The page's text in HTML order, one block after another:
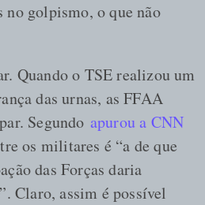
no golpismo, o que não
Quando o TSE realizou um
das urnas, as FFAA
Segundo apurou a CNN
os militares é “a de que
das Forças daria
Claro, assim é possível